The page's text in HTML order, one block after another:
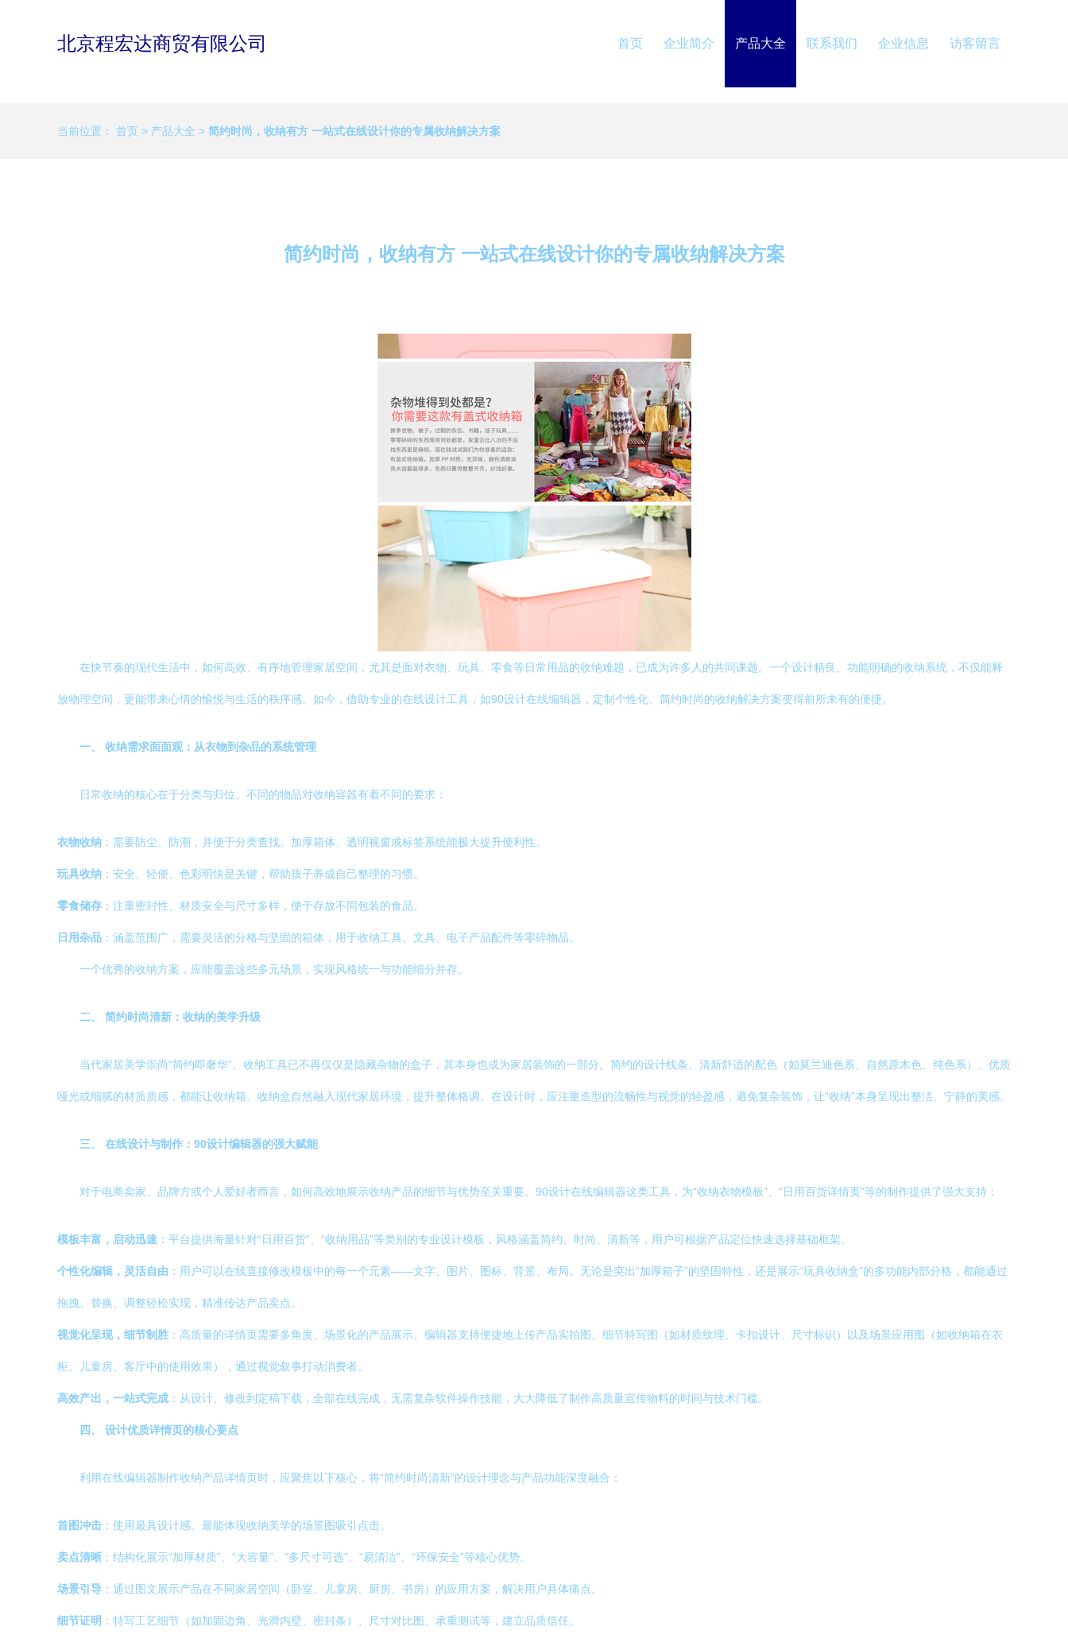
北京程宏达商贸有限公司 首页 企业简介 产品大全 联系我们 企业信息 访客留言
当前位置： 首页 > 产品大全 > 简约时尚，收纳有方 一站式在线设计你的专属收纳解决方案
简约时尚，收纳有方 一站式在线设计你的专属收纳解决方案
在快节奏的现代生活中，如何高效、有序地管理家居空间，尤其是面对衣物、玩具、零食等日常用品的收纳难题，已成为许多人的共同课题。一个设计精良、功能明确的收纳系统，不仅能释
放物理空间，更能带来心情的愉悦与生活的秩序感。如今，借助专业的在线设计工具，如90设计在线编辑器，定制个性化、简约时尚的收纳解决方案变得前所未有的便捷。
一、 收纳需求面面观：从衣物到杂品的系统管理
日常收纳的核心在于分类与归位。不同的物品对收纳容器有着不同的要求：
衣物收纳 ：需要防尘、防潮，并便于分类查找。加厚箱体、透明视窗或标签系统能极大提升便利性。
玩具收纳 ：安全、轻便、色彩明快是关键，帮助孩子养成自己整理的习惯。
零食储存 ：注重密封性、材质安全与尺寸多样，便于存放不同包装的食品。
日用杂品 ：涵盖范围广，需要灵活的分格与坚固的箱体，用于收纳工具、文具、电子产品配件等零碎物品。
一个优秀的收纳方案，应能覆盖这些多元场景，实现风格统一与功能细分并存。
二、 简约时尚清新：收纳的美学升级
当代家居美学崇尚“简约即奢华”。收纳工具已不再仅仅是隐藏杂物的盒子，其本身也成为家居装饰的一部分。简约的设计线条、清新舒适的配色（如莫兰迪色系、自然原木色、纯色系）、优质
哑光或细腻的材质质感，都能让收纳箱、收纳盒自然融入现代家居环境，提升整体格调。在设计时，应注重造型的流畅性与视觉的轻盈感，避免复杂装饰，让“收纳”本身呈现出整洁、宁静的美感。
三、 在线设计与制作：90设计编辑器的强大赋能
对于电商卖家、品牌方或个人爱好者而言，如何高效地展示收纳产品的细节与优势至关重要。90设计在线编辑器这类工具，为“收纳衣物模板”、“日用百货详情页”等的制作提供了强大支持：
模板丰富，启动迅速 ：平台提供海量针对“日用百货”、“收纳用品”等类别的专业设计模板，风格涵盖简约、时尚、清新等，用户可根据产品定位快速选择基础框架。
个性化编辑，灵活自由 ：用户可以在线直接修改模板中的每一个元素——文字、图片、图标、背景、布局。无论是突出“加厚箱子”的坚固特性，还是展示“玩具收纳盒”的多功能内部分格，都能通过
拖拽、替换、调整轻松实现，精准传达产品卖点。
视觉化呈现，细节制胜 ：高质量的详情页需要多角度、场景化的产品展示。编辑器支持便捷地上传产品实拍图、细节特写图（如材质纹理、卡扣设计、尺寸标识）以及场景应用图（如收纳箱在衣
柜、儿童房、客厅中的使用效果），通过视觉叙事打动消费者。
高效产出，一站式完成 ：从设计、修改到定稿下载，全部在线完成，无需复杂软件操作技能，大大降低了制作高质量宣传物料的时间与技术门槛。
四、 设计优质详情页的核心要点
利用在线编辑器制作收纳产品详情页时，应聚焦以下核心，将“简约时尚清新”的设计理念与产品功能深度融合：
首图冲击 ：使用最具设计感、最能体现收纳美学的场景图吸引点击。
卖点清晰 ：结构化展示“加厚材质”、“大容量”、“多尺寸可选”、“易清洁”、“环保安全”等核心优势。
场景引导 ：通过图文展示产品在不同家居空间（卧室、儿童房、厨房、书房）的应用方案，解决用户具体痛点。
细节证明 ：特写工艺细节（如加固边角、光滑内壁、密封条）、尺寸对比图、承重测试等，建立品质信任。